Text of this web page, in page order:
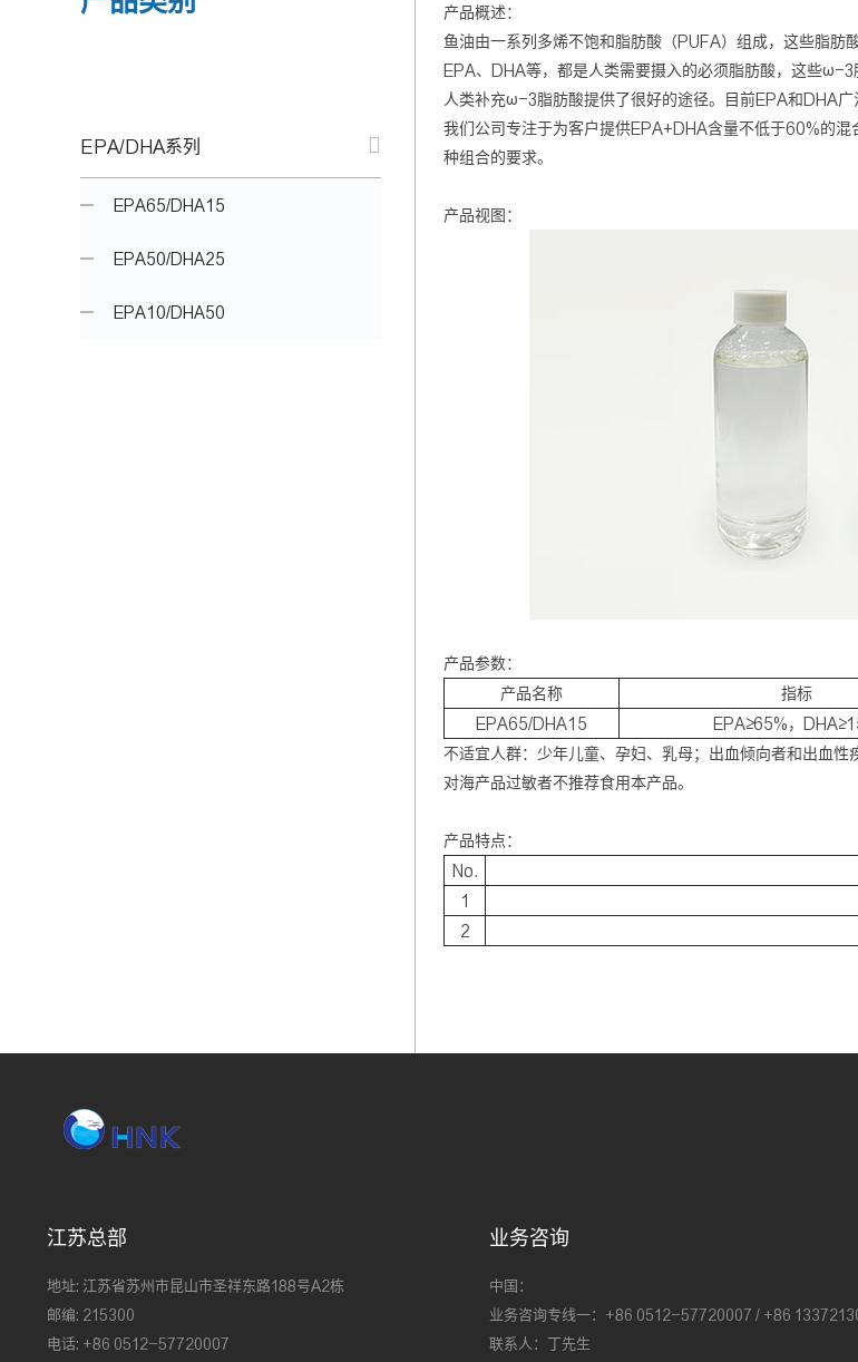
EPA/DHA系列
EPA65/DHA15
EPA50/DHA25
EPA10/DHA50
产品概述：
鱼油由一系列多烯不饱和脂肪酸（PUFA）组成，这些脂
EPA、DHA等，都是人类需要摄入的必须脂肪酸，这些ω-
人类补充ω-3脂肪酸提供了很好的途径。目前EPA和DHA广
我们公司专注于为客户提供EPA+DHA含量不低于60%的
种组合的要求。
产品视图：
产品参数：
产品名称
指标
EPA65/DHA15
EPA≥65%，
不适宜人群：少年儿童、孕妇、乳母；出血倾向者和出血性
对海产品过敏者不推荐食用本产品。
产品特点：
No.
1
2
江苏总部
地址: 江苏省苏州市昆山市圣祥东路188号A2栋
邮编: 215300
电话: +86 0512-57720007
业务咨询
中国：
业务咨询专线一：+86 0512-57720007 / +86
联系人：丁先生